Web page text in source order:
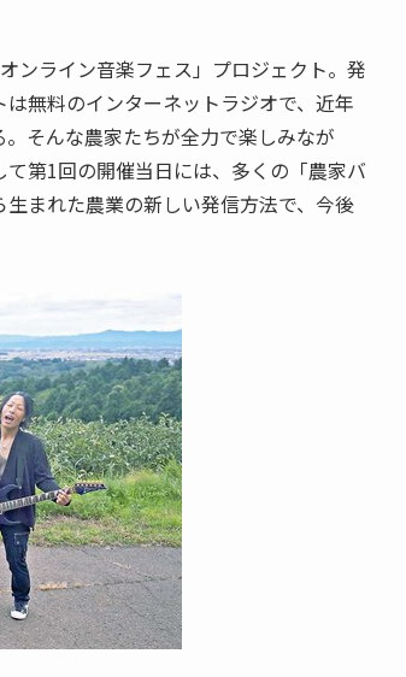
ンライン音楽フェス」プロジェクト。発
無料のインターネットラジオで、近年
そんな農家たちが全力で楽しみなが
第1回の開催当日には、多くの「農家バ
まれた農業の新しい発信方法で、今後